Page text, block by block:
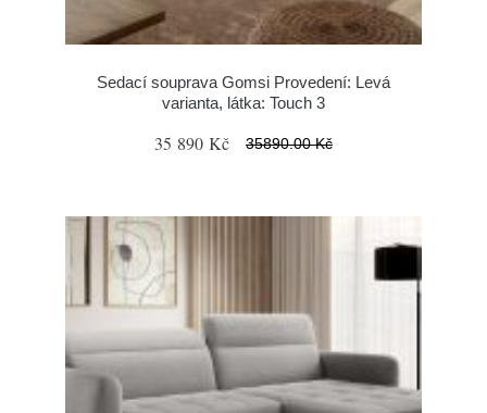
Sedací souprava Gomsi Provedení: Levá
varianta, látka: Touch 3
35 890 Kč 35890.00 Kč